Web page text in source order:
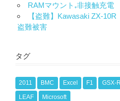
RAMマウント₊非接触充電
【盗難】Kawasaki ZX-10R
盗難被害
タグ
2011 BMC Excel F1 GSX-R
LEAF Microsoft